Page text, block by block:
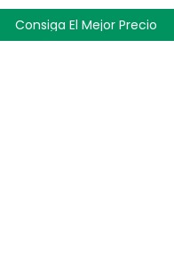
Consiga El Mejor Precio